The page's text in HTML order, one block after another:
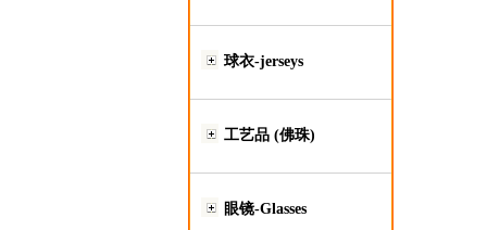
球衣-jerseys
工艺品 (佛珠)
眼镜-Glasses